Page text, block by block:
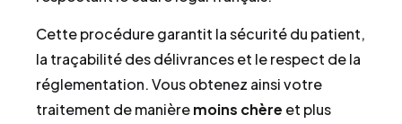
Cette procédure garantit la sécurité du patient,
la traçabilité des délivrances et le respect de la
réglementation. Vous obtenez ainsi votre
traitement de manièremoins chère et plus